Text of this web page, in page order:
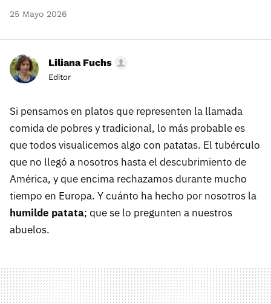
25 Mayo 2026
Liliana Fuchs
Editor
Si pensamos en platos que representen la llamada
comida de pobres y tradicional, lo más probable es
que todos visualicemos algo con patatas. El tubérculo
que no llegó a nosotros hasta el descubrimiento de
América, y que encima rechazamos durante mucho
tiempo en Europa. Y cuánto ha hecho por nosotros la
humilde patata; que se lo pregunten a nuestros
abuelos.